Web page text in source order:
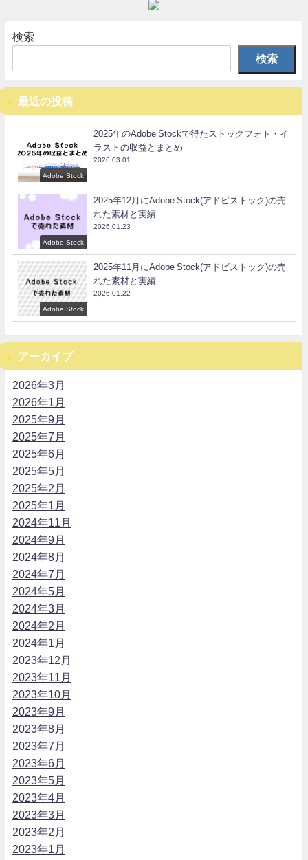
検索
検索
最近の投稿
Adobe Stock
2025年のAdobe Stockで得たストックフォト・イ
ラストの収益とまとめ
2026.03.01
Adobe Stock
2025年12月にAdobe Stock(アドビストック)の売
れた素材と実績
2026.01.23
Adobe Stock
2025年11月にAdobe Stock(アドビストック)の売
れた素材と実績
2026.01.22
アーカイブ
2026年3月
2026年1月
2025年9月
2025年7月
2025年6月
2025年5月
2025年2月
2025年1月
2024年11月
2024年9月
2024年8月
2024年7月
2024年5月
2024年3月
2024年2月
2024年1月
2023年12月
2023年11月
2023年10月
2023年9月
2023年8月
2023年7月
2023年6月
2023年5月
2023年4月
2023年3月
2023年2月
2023年1月